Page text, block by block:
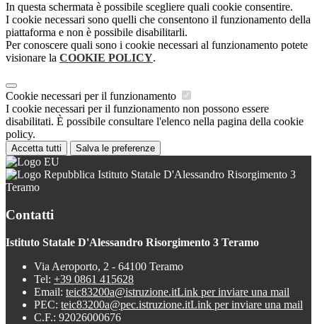
In questa schermata è possibile scegliere quali cookie consentire.
I cookie necessari sono quelli che consentono il funzionamento della
piattaforma e non è possibile disabilitarli.
Per conoscere quali sono i cookie necessari al funzionamento potete
visionare la COOKIE POLICY.
Cookie necessari per il funzionamento
I cookie necessari per il funzionamento non possono essere
disabilitati. È possibile consultare l'elenco nella pagina della cookie
policy.
Accetta tutti Salva le preferenze
Istituto Statale D'Alessandro Risorgimento 3
Teramo
Contatti
Istituto Statale D'Alessandro Risorgimento 3 Teramo
Via Aeroporto, 2 - 64100 Teramo
Tel: +39 0861 415628
Email: teic83200a@istruzione.itLink per inviare una mail
PEC: teic83200a@pec.istruzione.itLink per inviare una mail
C.F.: 92026000676